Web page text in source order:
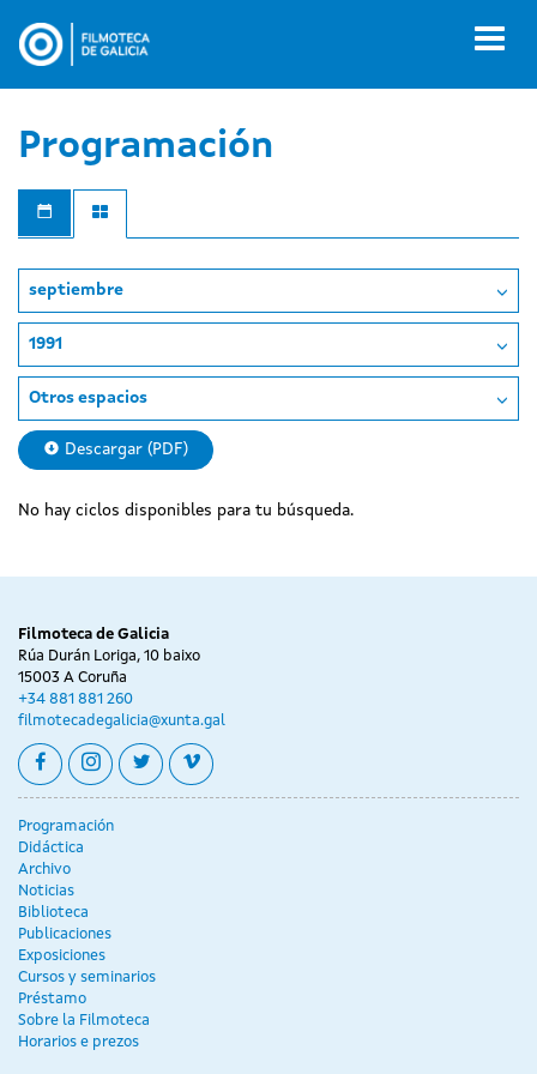
contenido
Programación
septiembre
1991
Otros espacios
Descargar (PDF)
No hay ciclos disponibles para tu búsqueda.
Filmoteca de Galicia
Rúa Durán Loriga, 10 baixo
15003 A Coruña
+34 881 881 260
filmotecadegalicia@xunta.gal
facebookinstagram
twittervimeo
Programación
Didáctica
Archivo
Noticias
Biblioteca
Publicaciones
Exposiciones
Cursos y seminarios
Préstamo
Sobre la Filmoteca
Horarios e prezos